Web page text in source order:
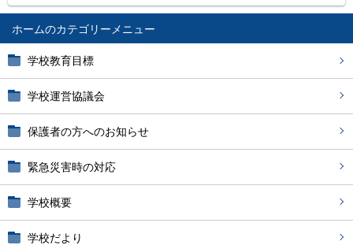
ホーム
学校教育目標
学校運営協議会
保護者の方へのお知らせ
緊急災害時の対応
学校概要
学校だより